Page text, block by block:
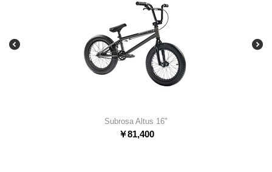
Subrosa Altus 16"
￥81,400